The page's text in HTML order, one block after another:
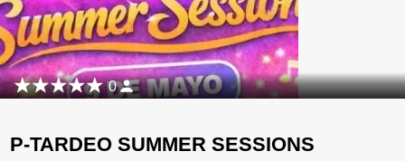
0
P-TARDEO SUMMER SESSIONS